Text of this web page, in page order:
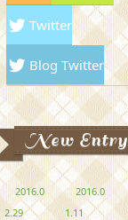
Twitter
Blog Twitter
New Entry
2016.0
2.29
2016.0
1.11